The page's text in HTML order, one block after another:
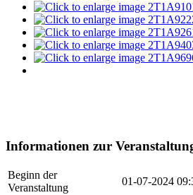
Informationen zur
Beginn der
Veranstaltung
01-07-2024